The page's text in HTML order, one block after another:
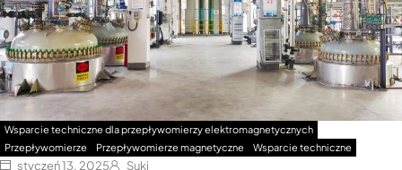
Wsparcie techniczne dla przepływomierzy elektromagnetycznych
Przepływomierze
Przepływomierze magnetyczne Wsparcie techniczne
styczeń 13, 2025 Suki